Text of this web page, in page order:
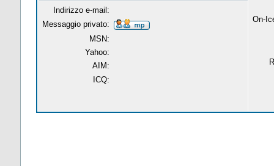
On-
Indirizzo e-mail:
Messaggio privato:
MSN:
Yahoo:
AIM:
ICQ: